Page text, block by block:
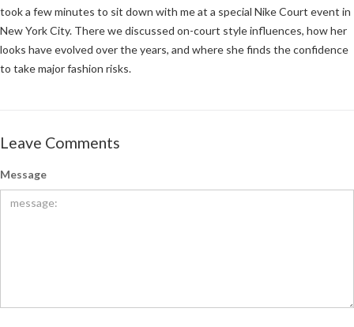
took a few minutes to sit down with me at a special Nike Court event in
New York City. There we discussed on-court style influences, how her
looks have evolved over the years, and where she finds the confidence
to take major fashion risks.
Leave Comments
Message